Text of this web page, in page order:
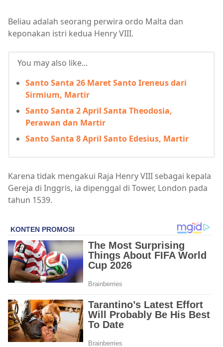
Beliau adalah seorang perwira ordo Malta dan
keponakan istri kedua Henry VIII.
You may also like...
Santo Santa 26 Maret Santo Ireneus dari
Sirmium, Martir
Santo Santa 2 April Santa Theodosia,
Perawan dan Martir
Santo Santa 8 April Santo Edesius, Martir
Karena tidak mengakui Raja Henry VIII sebagai kepala
Gereja di Inggris, ia dipenggal di Tower, London pada
tahun 1539.